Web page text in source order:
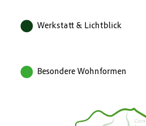
Werkstatt & Lichtblick
Besondere Wohnformen